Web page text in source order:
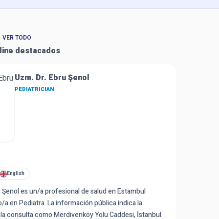
Hekim
/ HOSPITAL
VER TODO
destacados
Uzm. Dr. Ebru Şenol
PEDIATRICIAN
English
Şenol es un/a profesional de salud en Estambul
a en Pediatra. La información pública indica la
consulta como Merdivenköy Yolu Caddesi, İstanbul.